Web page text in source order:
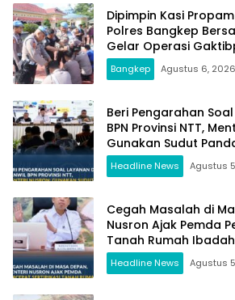
Dipimpin Kasi
Polres Bangkep
Gelar Operasi
Bangkep Agustus 6, 2026
Beri Pengarahan
BPN Provinsi NTT,
Gunakan Sudut
Headline News Agustus
Cegah Masalah di
Nusron Ajak Pemda
Tanah Rumah
Headline News Agustus